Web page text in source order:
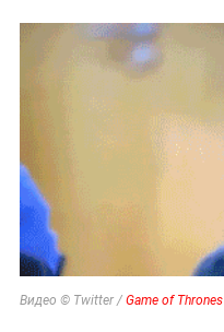
Видео © Twitter /